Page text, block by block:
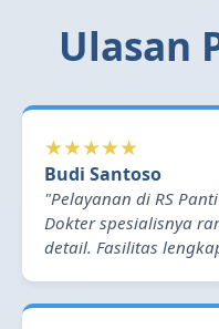
Ulasan
★★★★★
Budi Santoso
"Pelayanan di RS
Dokter spesialisnya
detail. Fasilitas